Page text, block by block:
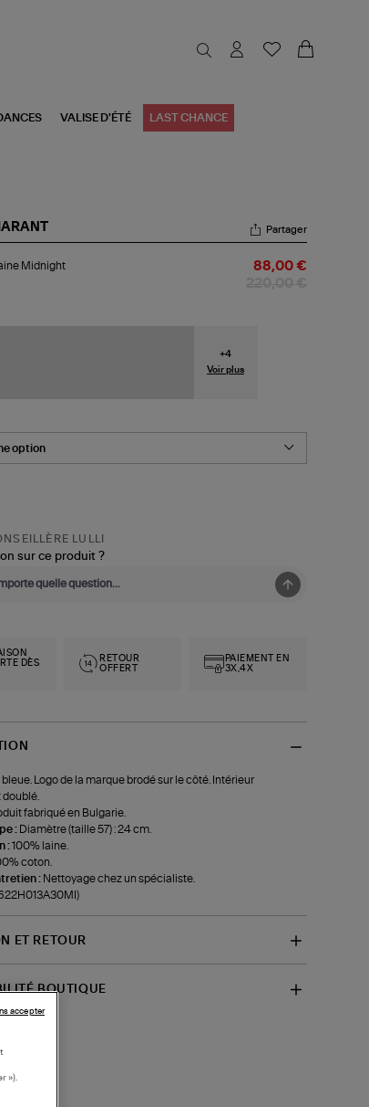
VALISE D'ÉTÉ LAST CHANCE
Partager
Midnight 88,00 €
+4
Voir plus
LULLI
sur ce produit ?
DÈS
RETOUR
OFFERT
PAIEMENT EN
3X,4X
bleue. Logo de la marque brodé sur le côté. Intérieur
fabriqué en Bulgarie.
: Diamètre (taille 57) : 24 cm.
:100% laine.
coton.
: Nettoyage chez un spécialiste.
ET RETOUR
BOUTIQUE
»).
accepter